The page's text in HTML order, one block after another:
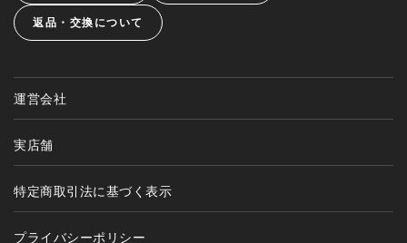
返品・交換について
運営会社
実店舗
特定商取引法に基づく表示
プライバシーポリシー